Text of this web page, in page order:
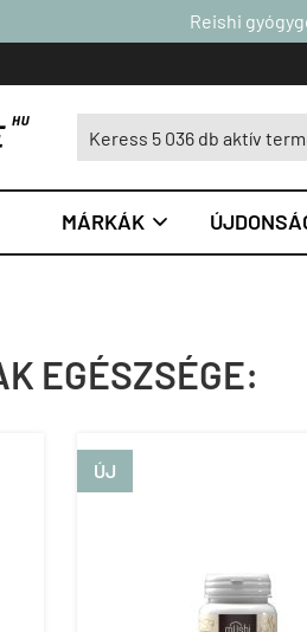
Reishi
MÁRKÁK 
EGÉSZSÉGE:
ÚJ